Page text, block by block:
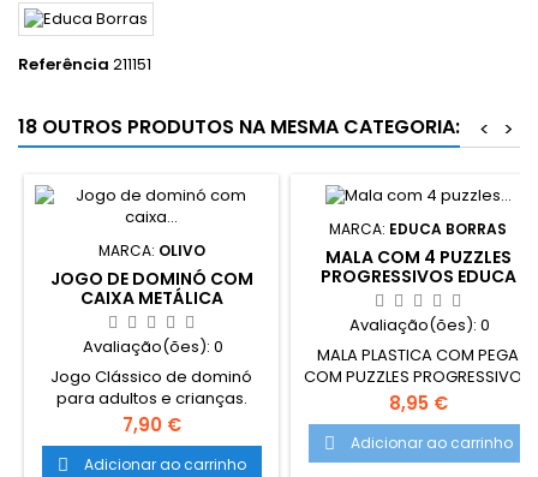
Referência 211151
18 OUTROS PRODUTOS NA MESMA CATEGORIA: >
<
MARCA: OLIVO
JOGO DE DOMINÓ COM
CAIXA METÁLICA
Avaliação(ões): 0
Jogo Clássico de dominó
para adultos e crianças.
Caixa metálica que serve
para arrumar as peças do
jogo de um modo
Preço
7,90 €
 Adicionar ao carrinho
MARCA: EDUCA BORRAS
MALA COM 4 PUZZLES
PROGRESSIVOS EDUCA
MINNIE
Avaliação(ões): 0
MALA PLASTICA COM PEGA
COM PUZZLES PROGRESSIVOS
- 12-16-20-25pcs MINNIE -
Educa Estes 4 puzzles são
compostos por peças
adequadas para crianças,
Preço
8,95 €
 Adicionar ao carrinho